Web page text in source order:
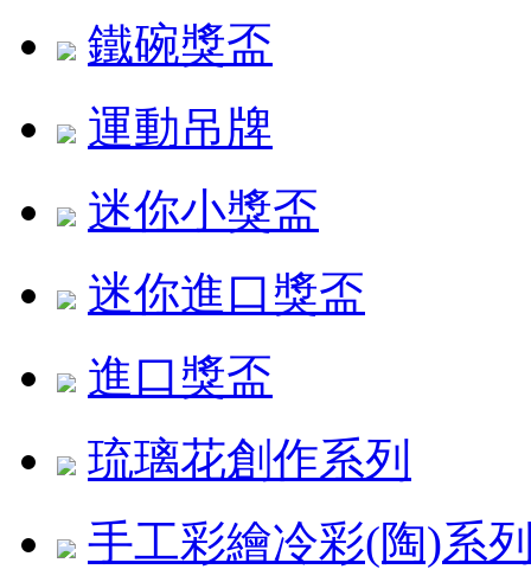
鐵碗獎盃
運動吊牌
迷你小獎盃
迷你進口獎盃
進口獎盃
琉璃花創作系列
手工彩繪冷彩(陶)系